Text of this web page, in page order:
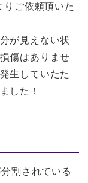
ご依頼頂いた
が見えない状
傷はありませ
生していたた
した！
割されている